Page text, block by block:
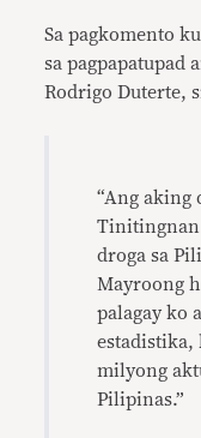
Sa pagkomento
sa pagpapatupad
Rodrigo Duterte,
“Ang aking
Tinitingnan
droga sa
Mayroong
palagay ko
estadistika,
milyong
Pilipinas.”